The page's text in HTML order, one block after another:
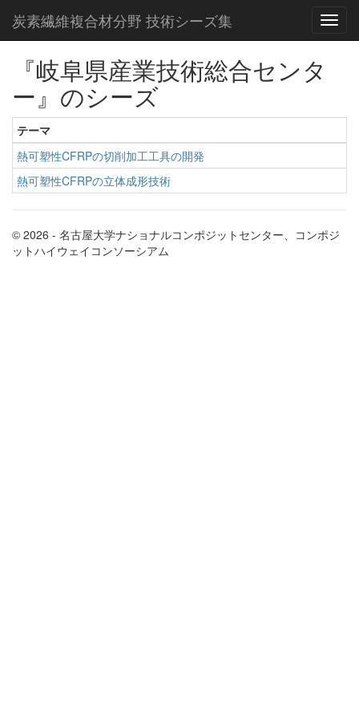
炭素繊維複合材分野 技術シーズ集
『岐阜県産業技術総合センタ
ー』のシーズ
テーマ
熱可塑性CFRPの切削加工工具の開発
熱可塑性CFRPの立体成形技術
© 2026 - 名古屋大学ナショナルコンポジットセンター、コンポジ
ットハイウェイコンソーシアム